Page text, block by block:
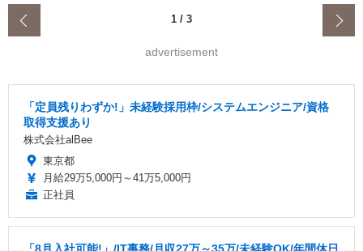
1 / 3
advertisement
「定員残りわずか!」未経験採用枠/システムエンジニア/資格
取得支援あり
株式会社alBee
東京都
月給29万5,000円～41万5,000円
正社員